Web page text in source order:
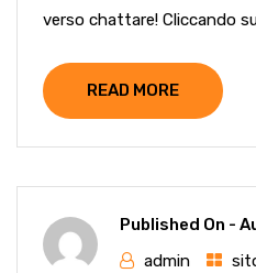
verso chattare! Cliccando
READ MORE
Published On -
admin